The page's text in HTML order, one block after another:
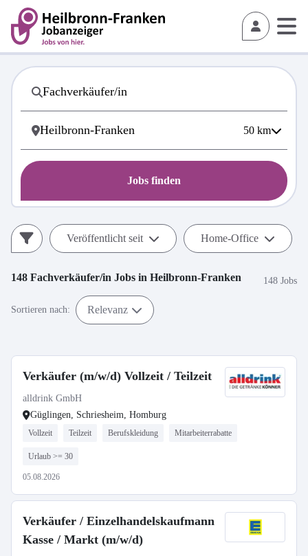
50 km
Jobs finden
Veröffentlicht seit Home-Office
148 Fachverkäufer/in Jobs in Heilbronn-Franken 148 Jobs
Sortieren nach: Relevanz
Verkäufer (m/w/d) Vollzeit / Teilzeit
alldrink GmbH
Güglingen, Schriesheim, Homburg
Vollzeit Teilzeit Berufskleidung Mitarbeiterrabatte
Urlaub >= 30
05.08.2026
Verkäufer / Einzelhandelskaufmann
Kasse / Markt (m/w/d)